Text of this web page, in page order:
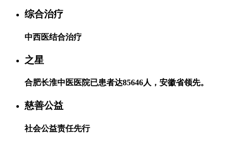
综合治疗
中西医结合治疗
之星
合肥长淮中医医院已患者达85646人，安徽省领先。
慈善公益
社会公益责任先行